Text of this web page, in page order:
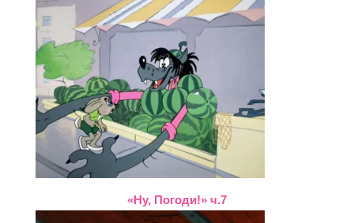
«Ну, Погоди!» ч.7